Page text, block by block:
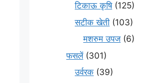
टिकाऊ कृषि(125)
सटीक खेती (103)
मशरुम उपज (6)
फसलें(301)
उर्वरक (39)